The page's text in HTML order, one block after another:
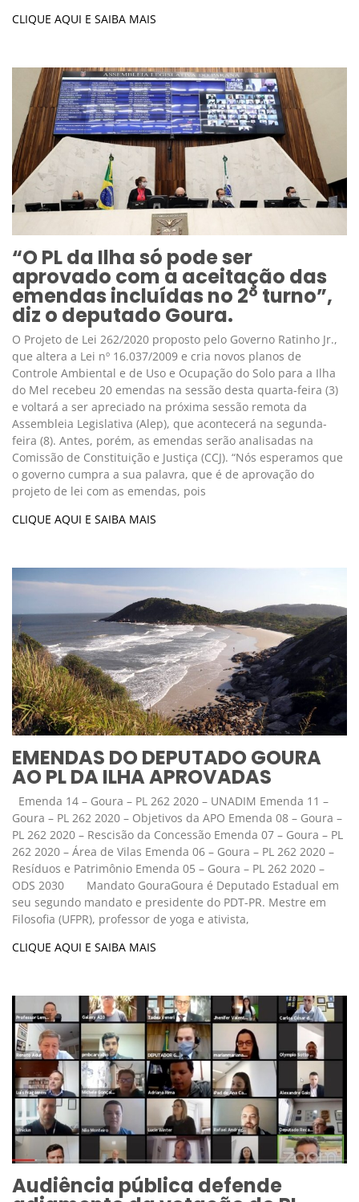
CLIQUE AQUI E SAIBA MAIS
“O PL da Ilha só pode ser
aprovado com a aceitação das
emendas incluídas no 2º turno”,
diz o deputado Goura.
O Projeto de Lei 262/2020 proposto pelo Governo Ratinho Jr.,
que altera a Lei nº 16.037/2009 e cria novos planos de
Controle Ambiental e de Uso e Ocupação do Solo para a Ilha
do Mel recebeu 20 emendas na sessão desta quarta-feira (3)
e voltará a ser apreciado na próxima sessão remota da
Assembleia Legislativa (Alep), que acontecerá na segunda-
feira (8). Antes, porém, as emendas serão analisadas na
Comissão de Constituição e Justiça (CCJ). “Nós esperamos que
o governo cumpra a sua palavra, que é de aprovação do
projeto de lei com as emendas, pois
CLIQUE AQUI E SAIBA MAIS
EMENDAS DO DEPUTADO GOURA
AO PL DA ILHA APROVADAS
Emenda 14 – Goura – PL 262 2020 – UNADIM Emenda 11 –
Goura – PL 262 2020 – Objetivos da APO Emenda 08 – Goura –
PL 262 2020 – Rescisão da Concessão Emenda 07 – Goura – PL
262 2020 – Área de Vilas Emenda 06 – Goura – PL 262 2020 –
Resíduos e Patrimônio Emenda 05 – Goura – PL 262 2020 –
ODS 2030 Mandato GouraGoura é Deputado Estadual em
seu segundo mandato e presidente do PDT-PR. Mestre em
Filosofia (UFPR), professor de yoga e ativista,
CLIQUE AQUI E SAIBA MAIS
Audiência pública defende